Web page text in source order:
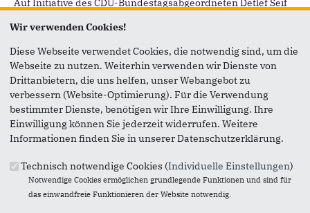
Auf Initiative des CDU-Bundestagsabgeordneten Detlef Seif
Bürgermeisterkandidaten aus dem Bundestagswahlkreis 91,
einige Landtagsabgeordnete sowie die Euskirchener
Landratskandidatin Sabine Preiser-Marian mit
Bundesverkehrsminister Patrick Schnieder (CDU). Auf der
Agenda des Arbeitstreffens im Mechernicher Rathaus
standen zentrale Infrastrukturprojekte der Region.
„Mit Patrick Schnieder hat das Bundesverkehrsministerium
Schnieder stammt aus dem rheinland-pfälzischen
Nachbarwahlkreis Seifs und ist seit zwei Monaten als
Bundesminister im Amt. Beide kennen sich seit ihrem Einzug
Wir verwenden Cookies!
Diese Webseite verwendet Cookies, die notwendig sind, um die
Webseite zu nutzen. Weiterhin verwenden wir Dienste von
Drittanbietern, die uns helfen, unser Webangebot zu
verbessern (Website-Optimierung). Für die Verwendung
bestimmter Dienste, benötigen wir Ihre Einwilligung. Ihre
Einwilligung können Sie jederzeit widerrufen. Weitere
Informationen finden Sie in unserer Datenschutzerklärung.
Technisch notwendige Cookies (Individuelle Einstellungen)
Notwendige Cookies ermöglichen grundlegende Funktionen und sind für
das einwandfreie Funktionieren der Website notwendig.